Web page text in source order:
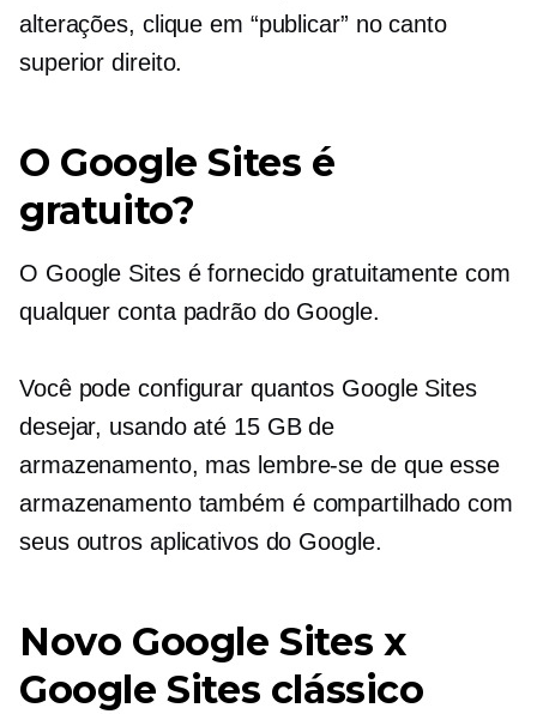
alterações, clique em “publicar” no canto
superior direito.
O Google Sites é
gratuito?
O Google Sites é fornecido gratuitamente com
qualquer conta padrão do Google.
Você pode configurar quantos Google Sites
desejar, usando até 15 GB de
armazenamento, mas lembre-se de que esse
armazenamento também é compartilhado com
seus outros aplicativos do Google.
Novo Google Sites x
Google Sites clássico